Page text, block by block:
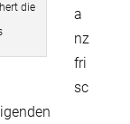
die
a
nz
fri
sc